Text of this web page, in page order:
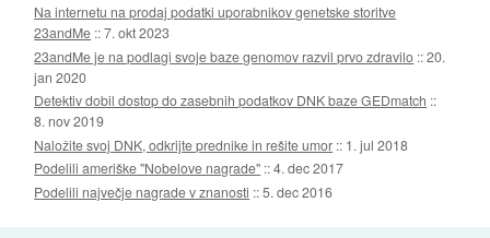
Na internetu na prodaj podatki uporabnikov genetske storitve
23andMe ::7. okt 2023
23andMe je na podlagi svoje baze genomov razvil prvo zdravilo ::20.
jan 2020
Detektiv dobil dostop do zasebnih podatkov DNK baze GEDmatch ::
8. nov 2019
Naložite svoj DNK, odkrijte prednike in rešite umor :: 1. jul 2018
Podelili ameriške "Nobelove nagrade" ::4. dec 2017
Podelili največje nagrade v znanosti ::5. dec 2016